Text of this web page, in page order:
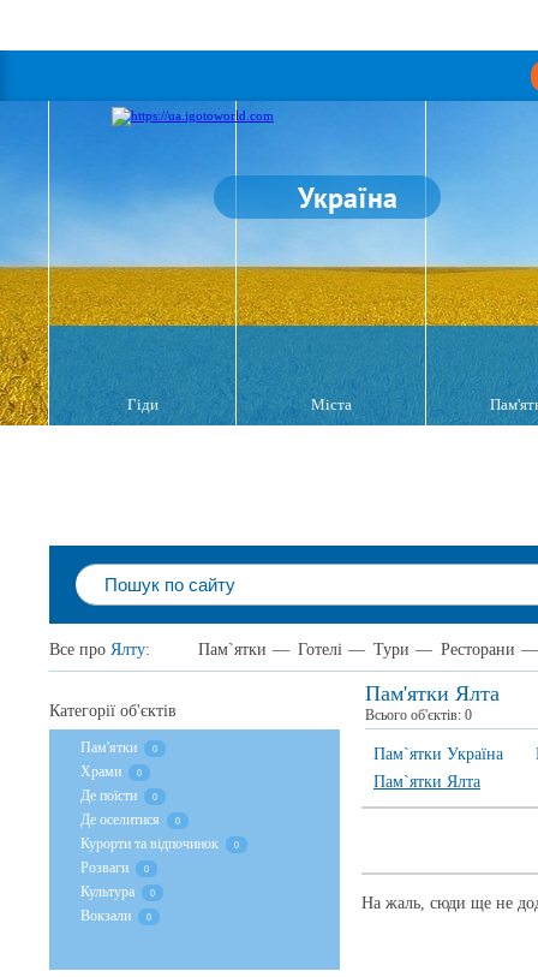
Україна
Гіди Міста
Все про Ялту: Пам`ятки — Готелі — Тури — Ресторани —
Пам'ятки Ялта
Всього об'єктів: 0
Пам`ятки Україна
Пам`ятки Ялта
На жаль, сюди ще не
Категорії об'єктів
Пам'ятки 0
Храми 0
Де поїсти 0
Де оселитися 0
Курорти та відпочинок 0
Розваги 0
Культура 0
Вокзали 0